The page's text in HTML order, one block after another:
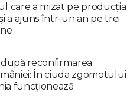
care a mizat pe producția
a ajuns într-un an pe trei
reconfirmarea
În ciuda zgomotului
funcţionează